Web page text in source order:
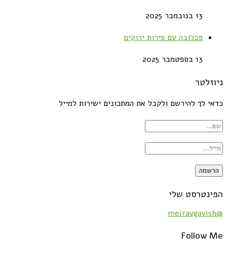
פבלובה עם פירות ירוקים
לך להירשם ולקבל את המתכונים ישירות למייל
שלי
Follow